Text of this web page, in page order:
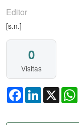
Editor
[s.n.]
0
Visitas
FacebookLinkedIn
X